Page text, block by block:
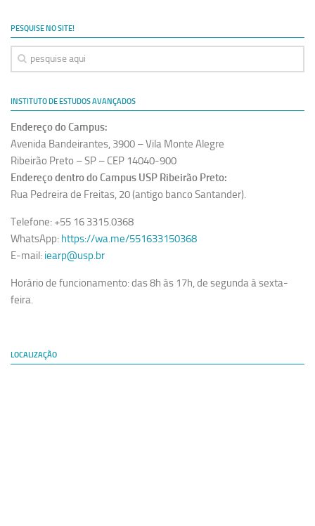
PESQUISE NO SITE!
INSTITUTO DE ESTUDOS AVANÇADOS
Endereço do Campus:
Avenida Bandeirantes, 3900 – Vila Monte Alegre
Ribeirão Preto – SP – CEP 14040-900
Endereço dentro do Campus USP Ribeirão Preto:
Rua Pedreira de Freitas, 20 (antigo banco Santander).
Telefone: +55 16 3315.0368
WhatsApp: https://wa.me/551633150368
E-mail: iearp@usp.br
Horário de funcionamento: das 8h às 17h, de segunda à sexta-
feira.
LOCALIZAÇÃO